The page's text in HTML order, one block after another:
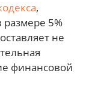
,
размере 5%
не
финансовой